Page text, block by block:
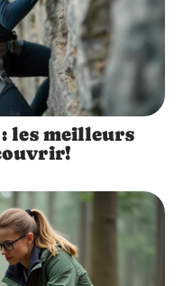
les meilleurs